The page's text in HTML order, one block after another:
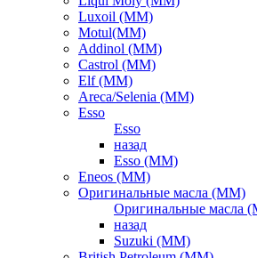
Luxoil (ММ)
Motul(ММ)
Addinol (ММ)
Castrol (ММ)
Elf (ММ)
Areca/Selenia (ММ)
Esso
Esso
назад
Esso (ММ)
Eneos (ММ)
Оригинальные масла (ММ)
Оригинальные масла
назад
Suzuki (ММ)